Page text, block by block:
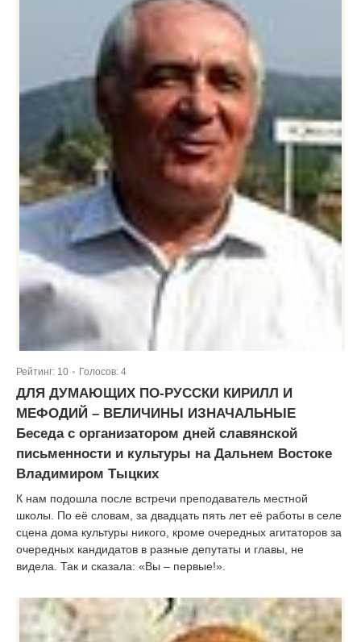
Рейтинг: 10 Голосов: 4
ДЛЯ ДУМАЮЩИХ ПО-РУССКИ КИРИЛЛ И
МЕФОДИЙ – ВЕЛИЧИНЫ ИЗНАЧАЛЬНЫЕ
Беседа с организатором дней славянской
письменности и культуры на Дальнем Востоке
Владимиром Тыцких
К нам подошла после встречи преподаватель местной
школы. По её словам, за двадцать пять лет её работы в селе
сцена дома культуры никого, кроме очередных агитаторов за
очередных кандидатов в разные депутаты и главы, не
видела. Так и сказала: «Вы – первые!».